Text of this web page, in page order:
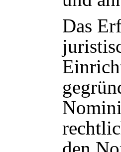
Das